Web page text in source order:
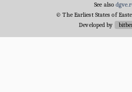
See also
© The Earliest States of
Developed by